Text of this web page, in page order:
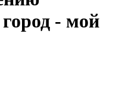
- мой